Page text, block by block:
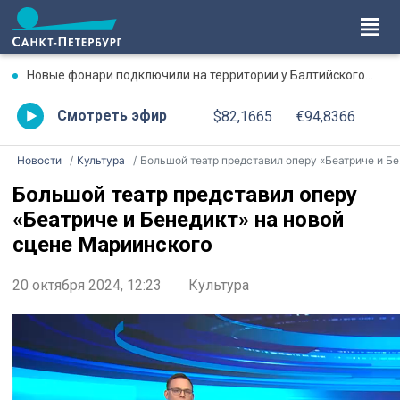
Новые фонари подключили на территории у Балтийского вокзала
Смотреть эфир $82,1665 €94,8366
Новости Культура Большой театр представил оперу «Беатриче и Бенедикт» на новой сцене Мариинского
Большой театр представил оперу
«Беатриче и Бенедикт» на новой
сцене Мариинского
20 октября 2024, 12:23 Культура